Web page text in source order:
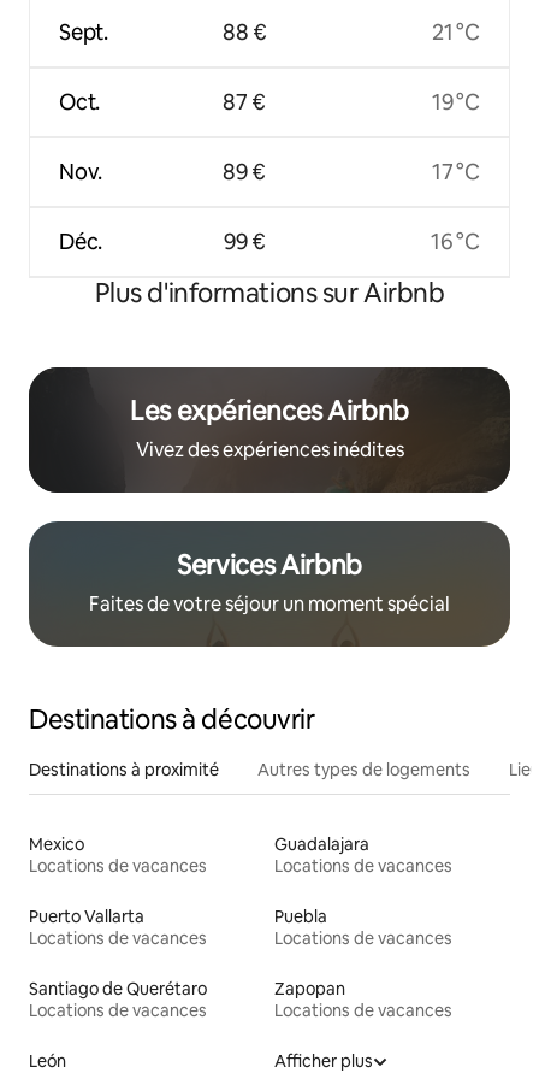
Sept.
Oct.
Nov.
Déc.
88 €
87 €
89 €
99 €
21 °C
19 °C
17 °C
16 °C
Plus d'informations sur Airbnb
Les expériences Airbnb
Vivez des expériences inédites
Services Airbnb
Faites de votre séjour un moment spécial
Destinations à découvrir
Destinations à proximité Autres types de logements
Mexico
Locations de vacances
Guadalajara
Locations de vacances
Puerto Vallarta
Locations de vacances
Puebla
Locations de vacances
Santiago de Querétaro
Locations de vacances
Zapopan
Locations de vacances
León
Afficher plus